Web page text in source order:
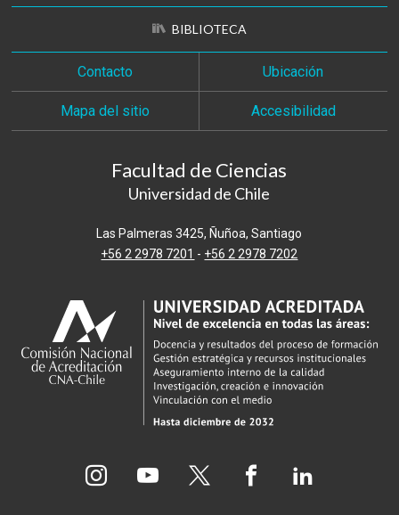
BIBLIOTECA
Contacto Ubicación
Mapa del sitio Accesibilidad
Facultad de Ciencias
Universidad de Chile
Las Palmeras 3425, Ñuñoa, Santiago
+56 2 2978 7201 - +56 2 2978 7202